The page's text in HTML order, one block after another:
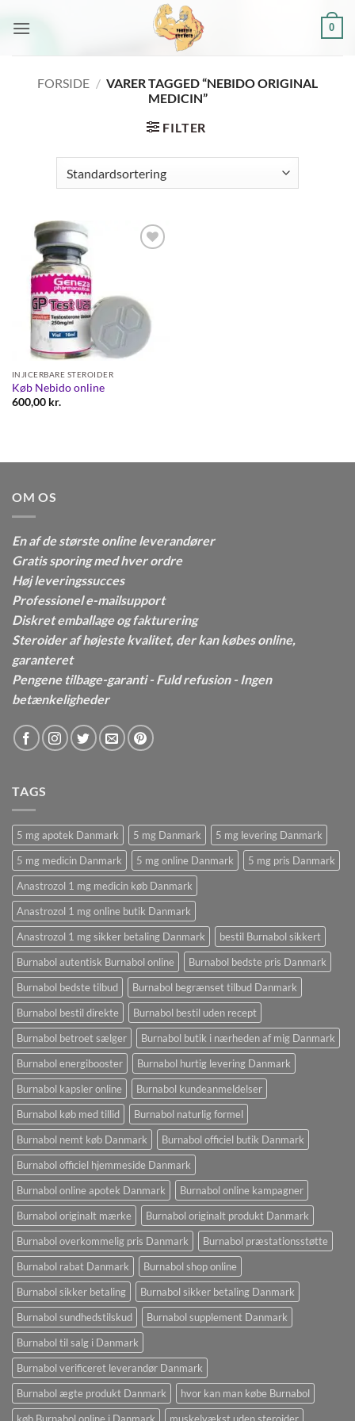
0
FORSIDE / VARER TAGGED “NEBIDO ORIGINAL
MEDICIN”
FILTER
INJICERBARE STEROIDER
Køb Nebido online
600,00 kr.
OM OS
En af de største online leverandører
Gratis sporing med hver ordre
Høj leveringssucces
Professionel e-mailsupport
Diskret emballage og fakturering
Steroider af højeste kvalitet, der kan købes online,
garanteret
Pengene tilbage-garanti - Fuld refusion - Ingen
betænkeligheder
TAGS
5 mg apotek Danmark 5 mg Danmark
5 mg levering Danmark
5 mg medicin Danmark
5 mg online Danmark
5 mg pris Danmark
Anastrozol 1 mg medicin køb Danmark
Anastrozol 1 mg online butik Danmark
Anastrozol 1 mg sikker betaling Danmark
bestil Burnabol sikkert
Burnabol autentisk Burnabol online
Burnabol bedste pris Danmark
Burnabol bedste tilbud
Burnabol begrænset tilbud Danmark
Burnabol bestil direkte
Burnabol bestil uden recept
Burnabol betroet sælger
Burnabol butik i nærheden af ​​mig Danmark
Burnabol energibooster
Burnabol hurtig levering Danmark
Burnabol kapsler online
Burnabol kundeanmeldelser
Burnabol køb med tillid
Burnabol naturlig formel
Burnabol nemt køb Danmark
Burnabol officiel butik Danmark
Burnabol officiel hjemmeside Danmark
Burnabol online apotek Danmark
Burnabol online kampagner
Burnabol originalt mærke
Burnabol originalt produkt Danmark
Burnabol overkommelig pris Danmark
Burnabol præstationsstøtte
Burnabol rabat Danmark
Burnabol shop online
Burnabol sikker betaling
Burnabol sikker betaling Danmark
Burnabol sundhedstilskud
Burnabol supplement Danmark
Burnabol til salg i Danmark
Burnabol verificeret leverandør Danmark
Burnabol ægte produkt Danmark
hvor kan man købe Burnabol